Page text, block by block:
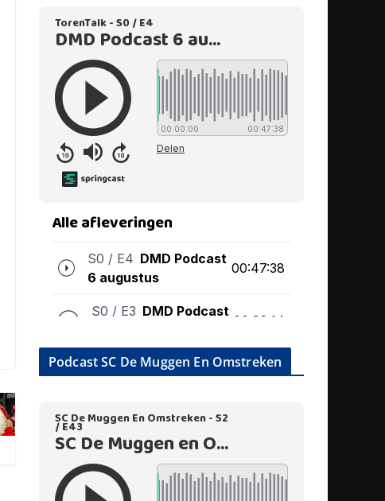
Podcast SC De Muggen En Omstreken